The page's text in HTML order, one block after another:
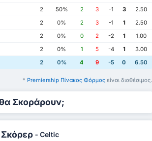
2 50% 2 3 -1 3
2.50
2 0% 2 3 -1 1
2.50
2 0% 0 2 -2 1
1.00
2 0% 1 5 -4 1
3.00
2 0% 4 9 -5 0 6.50
* Premiership Πίνακας Φόρμας είναι διαθέσιμος.
θα Σκοράρουν;
Σκόρερ - Celtic